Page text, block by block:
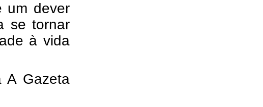
um dever
se tornar
à vida
A Gazeta